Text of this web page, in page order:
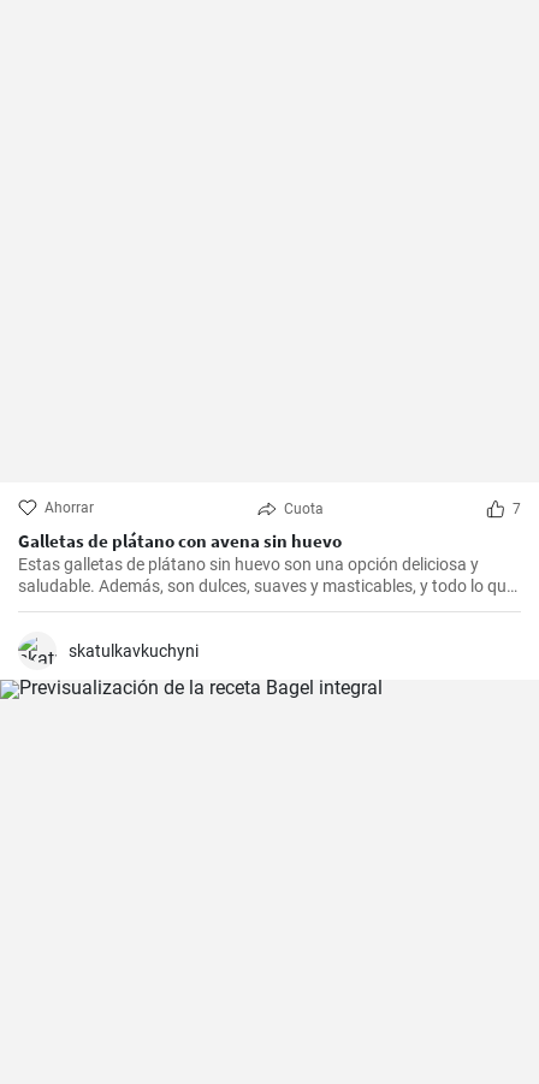
Ahorrar Cuota 7
Galletas de plátano con avena sin huevo
Estas galletas de plátano sin huevo son una opción deliciosa y
saludable. Además, son dulces, suaves y masticables, y todo lo que
necesitas es un plátano, avena y un toque de edulcorante.
skatulkavkuchyni